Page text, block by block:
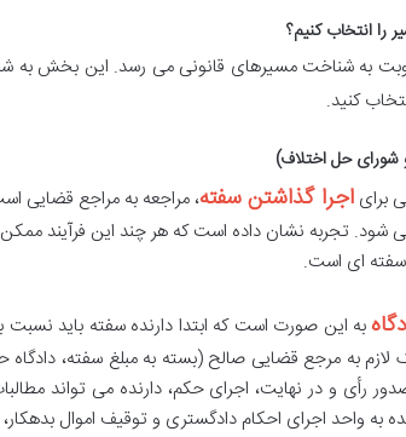
به شناخت مسیرهای قانونی می رسد. این بخش به
کنید.
برایاجرا گذاشتن سفته، مراجعه به مراجع قضایی
تجربه نشان داده است که هر چند این فرآیند ممکن
سفته ای است.
به این صورت است که ابتدا دارنده سفته باید نسبت
لازم به مرجع قضایی صالح (بسته به مبلغ سفته،
رأی و در نهایت، اجرای حکم، دارنده می تواند
به واحد اجرای احکام دادگستری و توقیف اموال